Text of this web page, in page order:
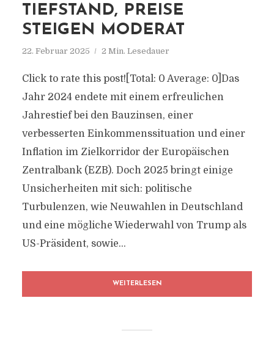
TIEFSTAND, PREISE
STEIGEN MODERAT
22. Februar 2025 2 Min. Lesedauer
Click to rate this post![Total: 0 Average: 0]Das
Jahr 2024 endete mit einem erfreulichen
Jahrestief bei den Bauzinsen, einer
verbesserten Einkommenssituation und einer
Inflation im Zielkorridor der Europäischen
Zentralbank (EZB). Doch 2025 bringt einige
Unsicherheiten mit sich: politische
Turbulenzen, wie Neuwahlen in Deutschland
und eine mögliche Wiederwahl von Trump als
US-Präsident, sowie...
WEITERLESEN